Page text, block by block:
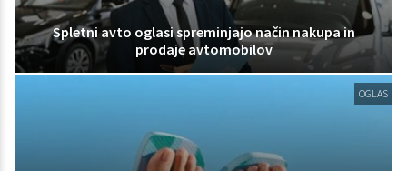
Spletni avto oglasi spreminjajo način nakupa in
prodaje avtomobilov
OGLAS